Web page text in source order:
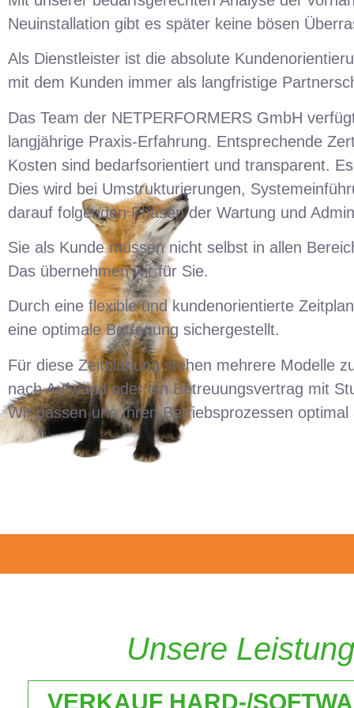
Neuinstallation gibt es später keine bösen
Als Dienstleister ist die absolute
mit dem Kunden immer als langfristige
Das Team der NETPERFORMERS GmbH
langjährige Praxis-Erfahrung. Entsprechende
Kosten sind bedarfsorientiert und transparent.
Dies wird bei Umstrukturierungen,
darauf folgenden Phasen der Wartung und
Sie als Kunde müssen nicht selbst in allen
Das übernehmen wir für Sie.
Durch eine flexible und kundenorientierte
eine optimale Betreuung sichergestellt.
Für diese Zeitplanung stehen mehrere Modelle
nach Aufwand oder ein Betreuungsvertrag mit
Wir passen uns Ihren Betriebsprozessen optimal
Unsere
VERKAUF HARD-/